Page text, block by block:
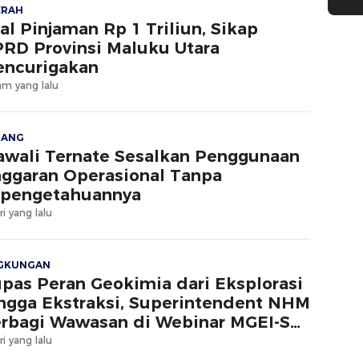
Pinjaman Rp 1 Triliun, Sikap
Provinsi Maluku Utara
yang lalu
Ternate Sesalkan Penggunaan
Operasional Tanpa
yang lalu
Peran Geokimia dari Eksplorasi
Ekstraksi, Superintendent NHM
Wawasan di Webinar MGEI-SC
yang lalu